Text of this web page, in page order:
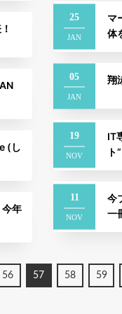
25
JAN
マ
体
05
JAN
翔
19
NOV
IT
ト
(し
11
NOV
今
一
今年
56 57 58 59